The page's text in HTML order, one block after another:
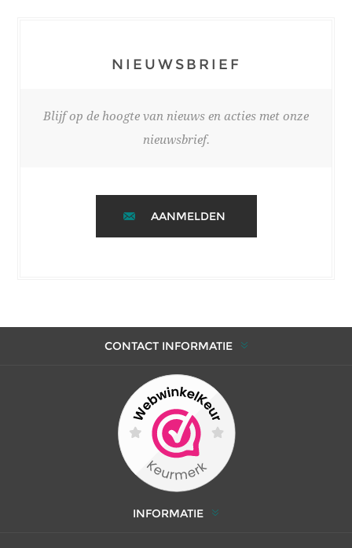
NIEUWSBRIEF
Blijf op de hoogte van nieuws en acties met onze
nieuwsbrief.
AANMELDEN
CONTACT INFORMATIE
INFORMATIE